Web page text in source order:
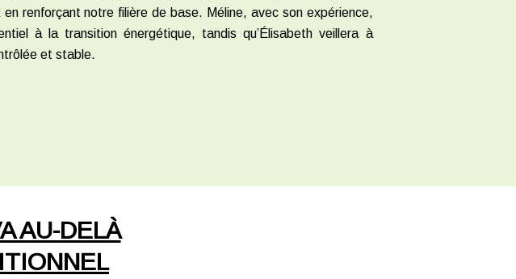
renforçant notre filière de base. Méline, avec son expérience,
à la transition énergétique, tandis qu’Élisabeth veillera à
et stable.
AU-DELÀ